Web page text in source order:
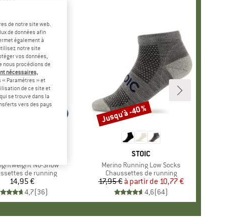
No-Show
groupde running
Prix
14,95 €
4,7(36)
MARQUE
STOIC
Article
Merino Running Low Socks
Product group
Chaussettes de running
Prix
17,95 € Prix réduit
à partir de 10,77 €
4,6(64)
Remise
Jusqu'à -40 %
de notre site web.
de données afin
également à
notre site
vos données,
nous procédions de
nécessaires,
« Paramètres » et
de ce site et
se trouve dans la
vers des pays